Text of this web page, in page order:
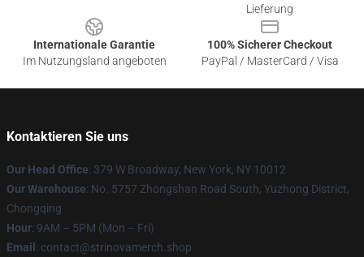
Lieferung
Internationale Garantie
Im Nutzungsland angeboten
100% Sicherer Checkout
PayPal / MasterCard / Visa
Kontaktieren Sie uns
Our Head Office: 379 W Broadway, New York, NY 10012
Our Warehouse: No. 5757 Zhongshan Road South, Yuzhong District,
Chongqing
Hour: 9AM – 5PM (Mon – Fri)
Email : contact@strinovamerch.shop